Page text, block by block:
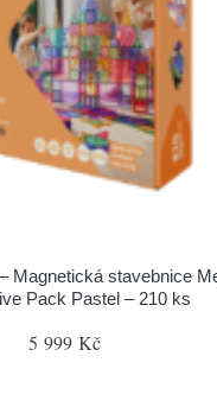
Magnetická stavebnice
Pack Pastel – 210 ks
5 999 Kč